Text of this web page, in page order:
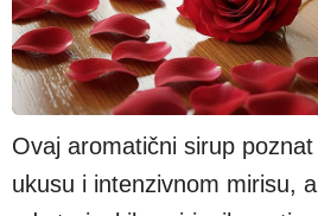
Ovaj aromatični sirup
ukusu i intenzivnom mirisu,